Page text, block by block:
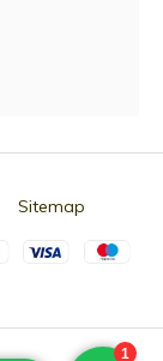
Sitemap